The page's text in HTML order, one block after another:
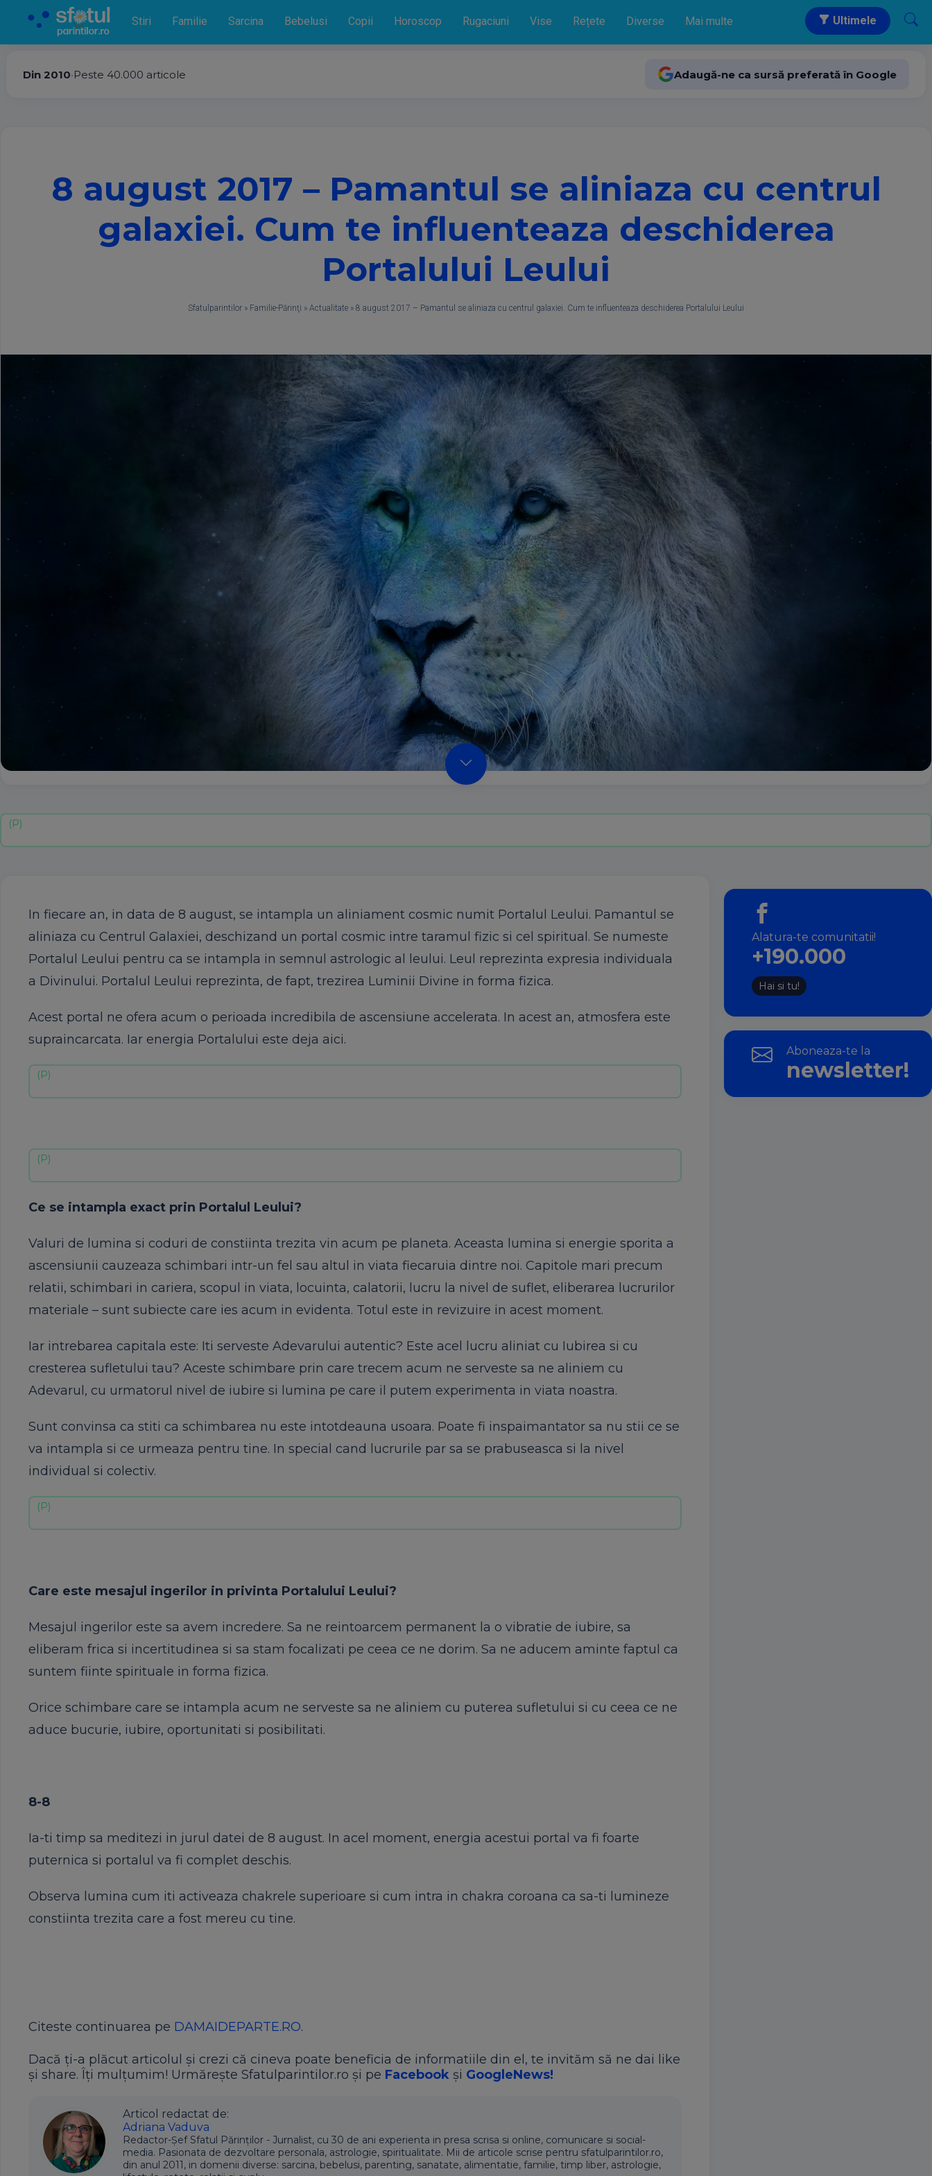
Stiri Familie Sarcina Bebelusi Copii Horoscop Rugaciuni Vise Rețete Diverse Mai multe Ultimele
Din 2010•Peste 40.000 articole Adaugă-ne ca sursă preferată în Google
8 august 2017 – Pamantul se aliniaza cu centrul
galaxiei. Cum te influenteaza deschiderea
Portalului Leului
Sfatulparintilor » Familie-Părinţi » Actualitate » 8 august 2017 – Pamantul se aliniaza cu centrul galaxiei. Cum te influenteaza deschiderea Portalului Leului
In fiecare an, in data de 8 august, se intampla un aliniament cosmic numit Portalul Leului. Pamantul se
aliniaza cu Centrul Galaxiei, deschizand un portal cosmic intre taramul fizic si cel spiritual. Se numeste
Portalul Leului pentru ca se intampla in semnul astrologic al leului. Leul reprezinta expresia individuala
a Divinului. Portalul Leului reprezinta, de fapt, trezirea Luminii Divine in forma fizica.
Acest portal ne ofera acum o perioada incredibila de ascensiune accelerata. In acest an, atmosfera este
supraincarcata. Iar energia Portalului este deja aici.
Ce se intampla exact prin Portalul Leului?
Valuri de lumina si coduri de constiinta trezita vin acum pe planeta. Aceasta lumina si energie sporita a
ascensiunii cauzeaza schimbari intr-un fel sau altul in viata fiecaruia dintre noi. Capitole mari precum
relatii, schimbari in cariera, scopul in viata, locuinta, calatorii, lucru la nivel de suflet, eliberarea lucrurilor
materiale – sunt subiecte care ies acum in evidenta. Totul este in revizuire in acest moment.
Iar intrebarea capitala este: Iti serveste Adevarului autentic? Este acel lucru aliniat cu Iubirea si cu
cresterea sufletului tau? Aceste schimbare prin care trecem acum ne serveste sa ne aliniem cu
Adevarul, cu urmatorul nivel de iubire si lumina pe care il putem experimenta in viata noastra.
Sunt convinsa ca stiti ca schimbarea nu este intotdeauna usoara. Poate fi inspaimantator sa nu stii ce se
va intampla si ce urmeaza pentru tine. In special cand lucrurile par sa se prabuseasca si la nivel
individual si colectiv.
Care este mesajul ingerilor in privinta Portalului Leului?
Mesajul ingerilor este sa avem incredere. Sa ne reintoarcem permanent la o vibratie de iubire, sa
eliberam frica si incertitudinea si sa stam focalizati pe ceea ce ne dorim. Sa ne aducem aminte faptul ca
suntem fiinte spirituale in forma fizica.
Orice schimbare care se intampla acum ne serveste sa ne aliniem cu puterea sufletului si cu ceea ce ne
aduce bucurie, iubire, oportunitati si posibilitati.
8-8
Ia-ti timp sa meditezi in jurul datei de 8 august. In acel moment, energia acestui portal va fi foarte
puternica si portalul va fi complet deschis.
Observa lumina cum iti activeaza chakrele superioare si cum intra in chakra coroana ca sa-ti lumineze
constiinta trezita care a fost mereu cu tine.
Citeste continuarea pe DAMAIDEPARTE.RO.
Dacă ți-a plăcut articolul și crezi că cineva poate beneficia de informatiile din el, te invităm să ne dai like
și share. Îți mulțumim! Urmărește Sfatulparintilor.ro și pe Facebook și GoogleNews!
Articol redactat de:
Adriana Vaduva
Redactor-Șef Sfatul Părinților - Jurnalist, cu 30 de ani experienta in presa scrisa si online, comunicare si social-
media. Pasionata de dezvoltare personala, astrologie, spiritualitate. Mii de articole scrise pentru sfatulparintilor.ro,
din anul 2011, in domenii diverse: sarcina, bebelusi, parenting, sanatate, alimentatie, familie, timp liber, astrologie,
Alatura-te comunitatii!
+190.000
Hai si tu!
Aboneaza-te la
newsletter!